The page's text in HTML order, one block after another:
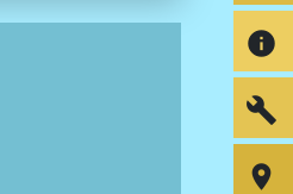
info
build
room